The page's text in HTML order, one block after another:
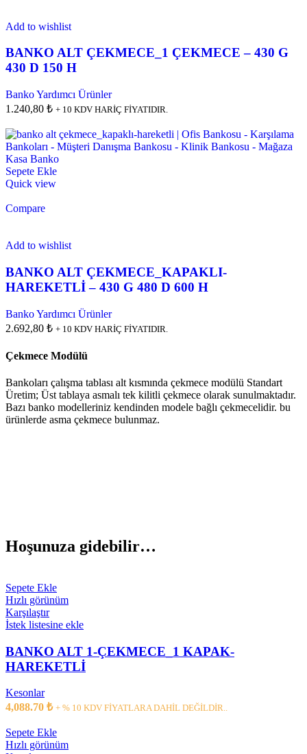
Add to wishlist
BANKO ALT ÇEKMECE_1 ÇEKMECE – 430 G
430 D 150 H
Banko Yardımcı Ürünler
1.240,80 ₺ + 10 KDV HARİÇ FİYATIDIR.
Sepete Ekle
Quick view
Compare
Add to wishlist
BANKO ALT ÇEKMECE_KAPAKLI-
HAREKETLİ – 430 G 480 D 600 H
Banko Yardımcı Ürünler
2.692,80 ₺ + 10 KDV HARİÇ FİYATIDIR.
Çekmece Modülü
Bankoları çalışma tablası alt kısmında çekmece modülü Standart
Üretim; Üst tablaya asmalı tek kilitli çekmece olarak sunulmaktadır.
Bazı banko modelleriniz kendinden modele bağlı çekmecelidir. bu
ürünlerde asma çekmece bulunmaz.
Hoşunuza gidebilir…
Sepete Ekle
Hızlı görünüm
Karşılaştır
İstek listesine ekle
BANKO ALT 1-ÇEKMECE_1 KAPAK-
HAREKETLİ
Kesonlar
4,088.70 ₺ + % 10 KDV FİYATLARA DAHİL DEĞİLDİR..
Sepete Ekle
Hızlı görünüm